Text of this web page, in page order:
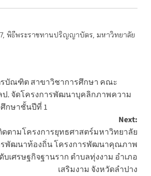
, พิธีพระราชทานปริญญาบัตร, มหาวิทยาลัย
บัณฑิต สาขาวิชาการศึกษา คณะ
ป. จัดโครงการพัฒนาบุคลิกภาพความ
กษาชั้นปีที่ 1
Next:
ตามโครงการยุทธศาสตร์มหาวิทยาลัย
รพัฒนาท้องถิ่น โครงการพัฒนาคุณภาพ
เศรษฐกิจฐานราก ตำบลทุ่งงาม อำเภอ
เสริมงาม จังหวัดลำปาง